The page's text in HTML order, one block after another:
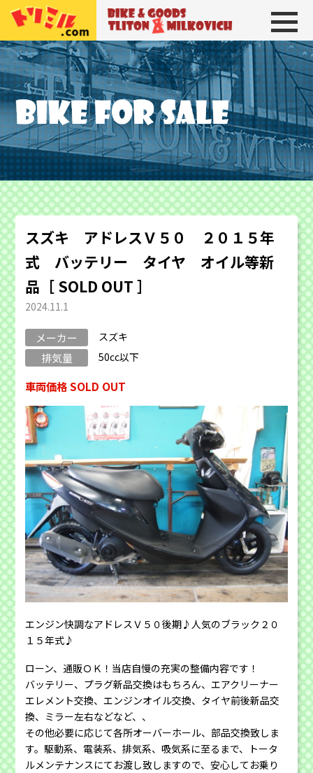
トリトン＆ミルコビッチ BIKE＆
スズキ アドレスＶ５０ ２０１５年
式 バッテリー タイヤ オイル等新
品［ SOLD OUT ］
2024.11.1
メーカー スズキ
排気量 50cc以下
車両価格 SOLD OUT
エンジン快調なアドレスＶ５０後期♪人気のブラック２０
１５年式♪
ローン、通販ＯＫ！当店自慢の充実の整備内容です！
バッテリー、プラグ新品交換はもちろん、エアクリーナー
エレメント交換、エンジンオイル交換、タイヤ前後新品交
換、ミラー左右などなど、、
その他必要に応じて各所オーバーホール、部品交換致しま
す。駆動系、電装系、排気系、吸気系に至るまで、トータ
ルメンテナンスにてお渡し致しますので、安心してお乗り